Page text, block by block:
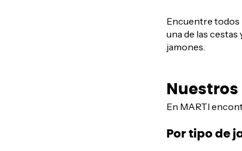
Encuentre todos
una de las
jamones.
En MARTI
Por tipo de